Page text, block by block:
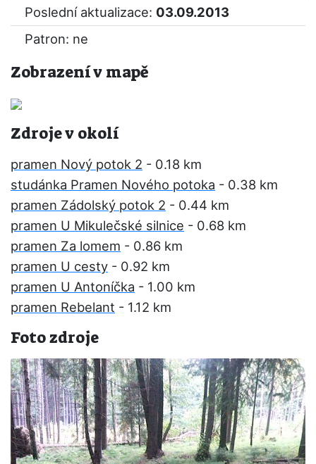
Poslední aktualizace: 03.09.2013
Patron: ne
Zobrazení v mapě
Zdroje v okolí
pramen Nový potok 2 - 0.18 km
studánka Pramen Nového potoka - 0.38 km
pramen Zádolský potok 2 - 0.44 km
pramen U Mikulečské silnice - 0.68 km
pramen Za lomem - 0.86 km
pramen U cesty - 0.92 km
pramen U Antoníčka - 1.00 km
pramen Rebelant - 1.12 km
Foto zdroje